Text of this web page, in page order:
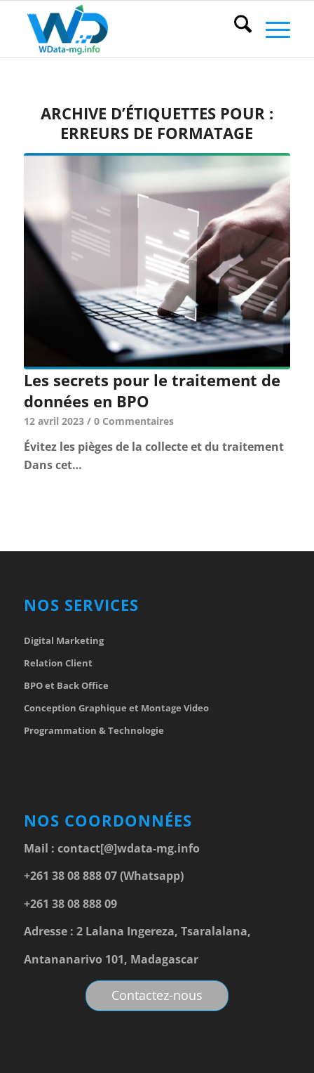
ARCHIVE D’ÉTIQUETTES POUR :
ERREURS DE FORMATAGE
Les secrets pour le traitement de
données en BPO
12 avril 2023 / 0 Commentaires
Évitez les pièges de la collecte et du traitement
Dans cet…
NOS SERVICES
Digital Marketing
Relation Client
BPO et Back Office
Conception Graphique et Montage Video
Programmation & Technologie
NOS COORDONNÉES
Mail : contact[@]wdata-mg.info
+261 38 08 888 07 (Whatsapp)
+261 38 08 888 09
Adresse : 2 Lalana Ingereza, Tsaralalana,
Antananarivo 101, Madagascar
Contactez-nous